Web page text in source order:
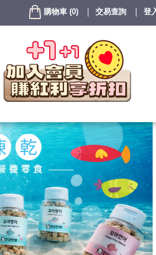
購物車 (0) 交易查詢 登